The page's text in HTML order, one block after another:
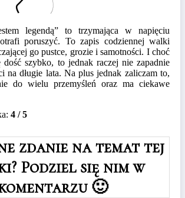
legendą” to trzymająca w napięciu
poruszyć. To zapis codziennej walki
go pustce, grozie i samotności. I choć
dość szybko, to jednak raczej nie zapadnie
na długie lata. Na plus jednak zaliczam to,
do wielu przemyśleń oraz ma ciekawe
4 / 5
zdanie na temat tej
Podziel się nim w
🙂